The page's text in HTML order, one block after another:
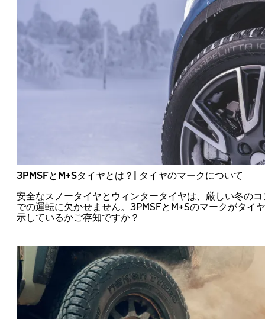
3PMSFとM+Sタイヤとは？| タイヤのマークについて
安全なスノータイヤとウィンタータイヤは、厳しい冬の
での運転に欠かせません。3PMSFとM+Sのマークがタイ
示しているかご存知ですか？